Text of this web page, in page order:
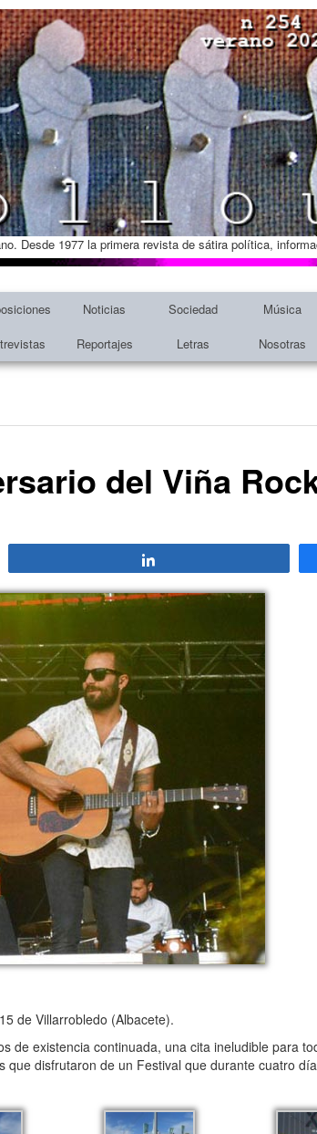
Desde 1977 la primera revista de sátira política,
Noticias Sociedad Música
Reportajes Letras Nosotras
del Viña
de Villarrobledo (Albacete).
de existencia continuada, una cita ineludible para
disfrutaron de un Festival que durante cuatro